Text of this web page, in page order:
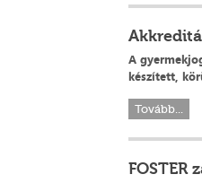
A
készített,
Tovább...
FOSTER